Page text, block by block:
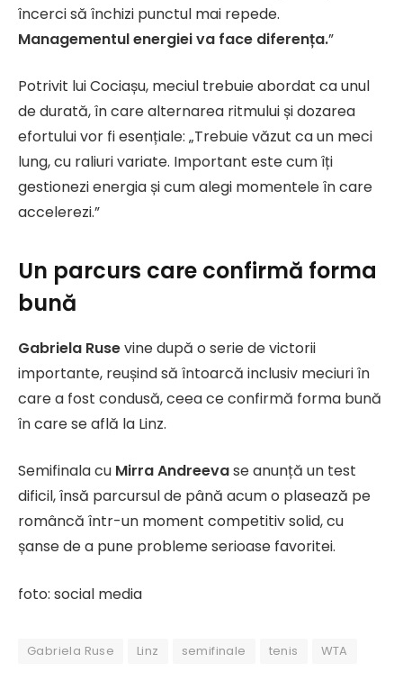
încerci să închizi punctul mai repede.
Managementul energiei va face diferența.”
Potrivit lui Cociașu, meciul trebuie abordat ca unul
de durată, în care alternarea ritmului și dozarea
efortului vor fi esențiale: „Trebuie văzut ca un meci
lung, cu raliuri variate. Important este cum îți
gestionezi energia și cum alegi momentele în care
accelerezi.”
Un parcurs care confirmă forma
bună
Gabriela Rusevine după o serie de victorii
importante, reușind să întoarcă inclusiv meciuri în
care a fost condusă, ceea ce confirmă forma bună
în care se află la Linz.
Semifinala cu Mirra Andreevase anunță un test
dificil, însă parcursul de până acum o plasează pe
româncă într-un moment competitiv solid, cu
șanse de a pune probleme serioase favoritei.
foto: social media
Gabriela Ruse Linz semifinale tenis WTA